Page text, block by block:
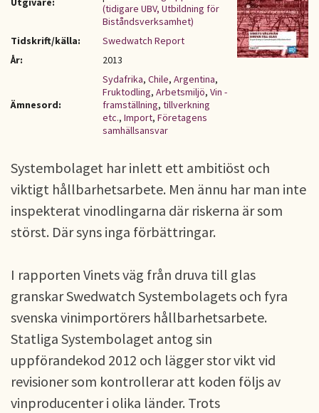
(tidigare UBV, Utbildning för
Biståndsverksamhet)
Tidskrift/källa:
Swedwatch Report
År:
2013
Ämnesord:
Sydafrika, Chile, Argentina,
Fruktodling, Arbetsmiljö, Vin -
framställning, tillverkning
etc., Import, Företagens
samhällsansvar
Systembolaget har inlett ett ambitiöst och
viktigt hållbarhetsarbete. Men ännu har man inte
inspekterat vinodlingarna där riskerna är som
störst. Där syns inga förbättringar.
I rapporten Vinets väg från druva till glas
granskar Swedwatch Systembolagets och fyra
svenska vinimportörers hållbarhetsarbete.
Statliga Systembolaget antog sin
uppförandekod 2012 och lägger stor vikt vid
revisioner som kontrollerar att koden följs av
vinproducenter i olika länder. Trots